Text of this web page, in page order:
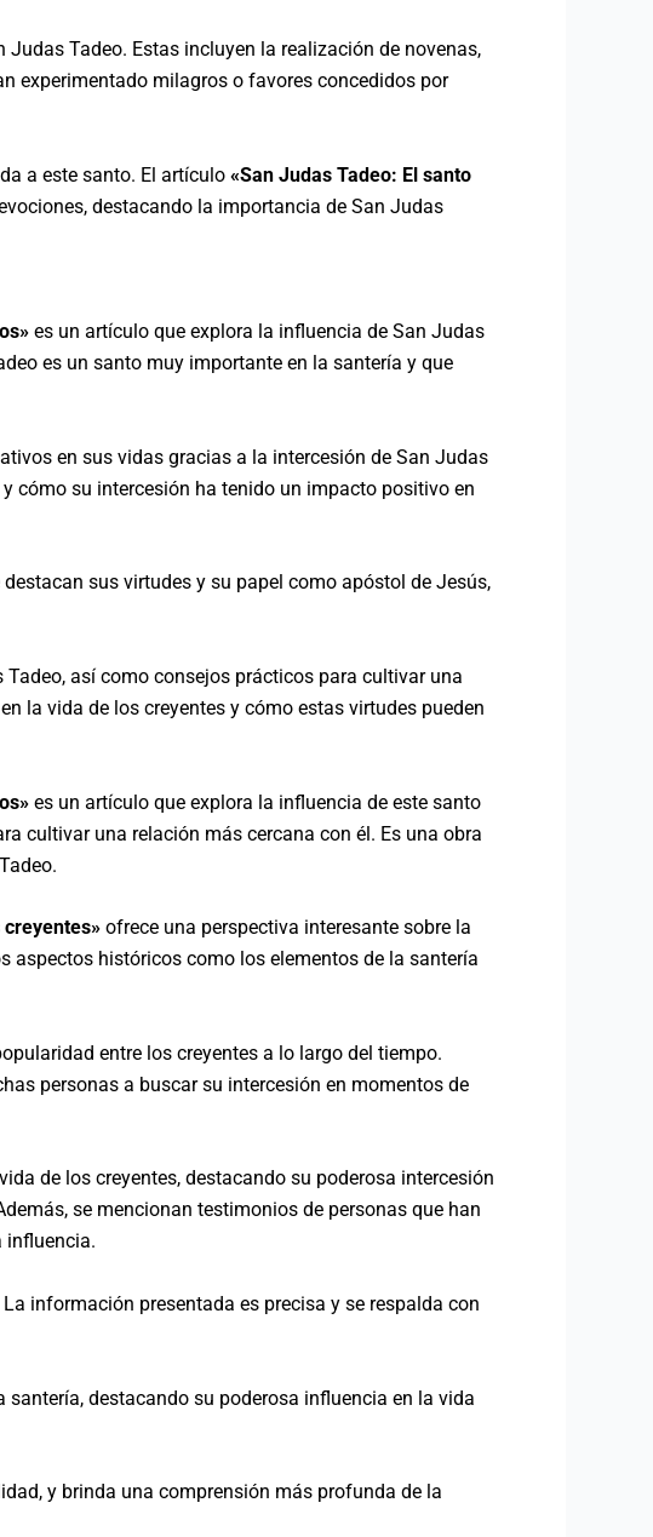
Tadeo. Estas incluyen la realización de novenas,
experimentado milagros o favores concedidos por
a este santo. El artículo «San Judas Tadeo: El santo
destacando la importancia de San Judas
es un artículo que explora la influencia de San Judas
es un santo muy importante en la santería y que
en sus vidas gracias a la intercesión de San Judas
cómo su intercesión ha tenido un impacto positivo en
sus virtudes y su papel como apóstol de Jesús,
así como consejos prácticos para cultivar una
la vida de los creyentes y cómo estas virtudes pueden
es un artículo que explora la influencia de este santo
cultivar una relación más cercana con él. Es una obra
ofrece una perspectiva interesante sobre la
aspectos históricos como los elementos de la santería
entre los creyentes a lo largo del tiempo.
personas a buscar su intercesión en momentos de
de los creyentes, destacando su poderosa intercesión
se mencionan testimonios de personas que han
influencia.
información presentada es precisa y se respalda con
destacando su poderosa influencia en la vida
y brinda una comprensión más profunda de la